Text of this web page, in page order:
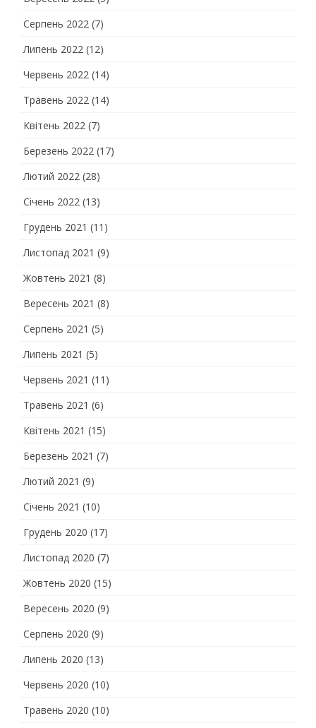
Серпень 2022 (7)
Липень 2022 (12)
Червень 2022 (14)
Травень 2022 (14)
Квітень 2022 (7)
Березень 2022 (17)
Лютий 2022 (28)
Січень 2022 (13)
Грудень 2021 (11)
Листопад 2021 (9)
Жовтень 2021 (8)
Вересень 2021 (8)
Серпень 2021 (5)
Липень 2021 (5)
Червень 2021 (11)
Травень 2021 (6)
Квітень 2021 (15)
Березень 2021 (7)
Лютий 2021 (9)
Січень 2021 (10)
Грудень 2020 (17)
Листопад 2020 (7)
Жовтень 2020 (15)
Вересень 2020 (9)
Серпень 2020 (9)
Липень 2020 (13)
Червень 2020 (10)
Травень 2020 (10)